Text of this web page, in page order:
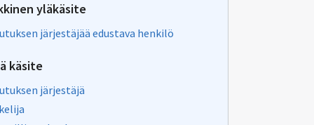
yläkäsite
järjestäjää edustava henkilö
käsite
järjestäjä